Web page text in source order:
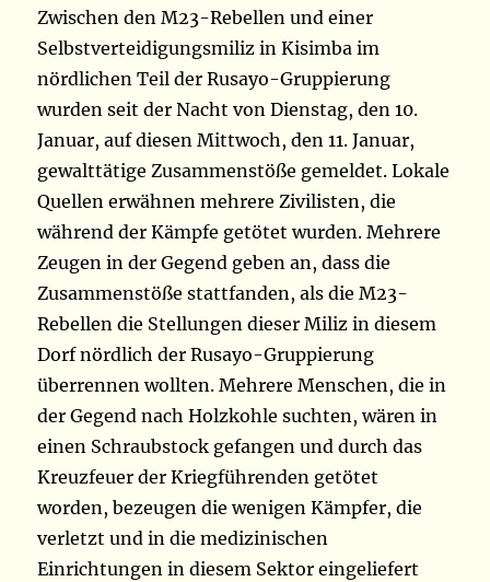
Zwischen den M23-Rebellen und einer
Selbstverteidigungsmiliz in Kisimba im
nördlichen Teil der Rusayo-Gruppierung
wurden seit der Nacht von Dienstag, den 10.
Januar, auf diesen Mittwoch, den 11. Januar,
gewalttätige Zusammenstöße gemeldet. Lokale
Quellen erwähnen mehrere Zivilisten, die
während der Kämpfe getötet wurden. Mehrere
Zeugen in der Gegend geben an, dass die
Zusammenstöße stattfanden, als die M23-
Rebellen die Stellungen dieser Miliz in diesem
Dorf nördlich der Rusayo-Gruppierung
überrennen wollten. Mehrere Menschen, die in
der Gegend nach Holzkohle suchten, wären in
einen Schraubstock gefangen und durch das
Kreuzfeuer der Kriegführenden getötet
worden, bezeugen die wenigen Kämpfer, die
verletzt und in die medizinischen
Einrichtungen in diesem Sektor eingeliefert